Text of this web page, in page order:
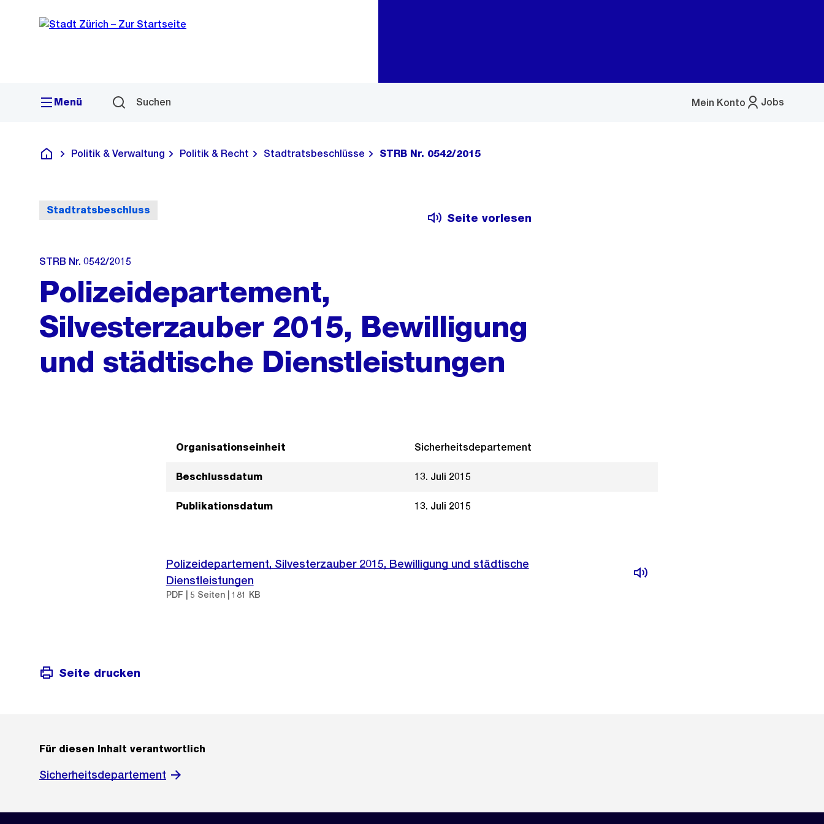
Navigation
Sprunglink
Menü Suchen Jobs
Mein Konto
Menü
Deutsch
Politik & Verwaltung Politik & Recht Stadtratsbeschlüsse STRB Nr. 0542/2015
Stadtratsbeschluss
Seite vorlesen
STRB Nr. 0542/2015
Polizeidepartement,
Silvesterzauber 2015, Bewilligung
und städtische Dienstleistungen
Organisationseinheit Sicherheitsdepartement
Beschlussdatum 13. Juli 2015
Publikationsdatum 13. Juli 2015
Polizeidepartement, Silvesterzauber 2015, Bewilligung und städtische
Dienstleistungen
PDF | 5 Seiten | 181 KB
Seite drucken
Für diesen Inhalt verantwortlich
Sicherheitsdepartement